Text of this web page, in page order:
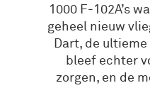
1000 F-102A’s
geheel nieuw
Dart, de
bleef echter
zorgen, en de